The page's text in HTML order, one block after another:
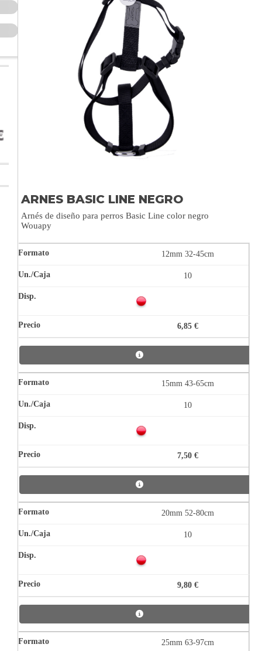
ARNES BASIC LINE NEGRO
Arnés de diseño para perros Basic Line color negro
Wouapy
12mm 32-45cm
10
6,85 €
15mm 43-65cm
10
7,50 €
20mm 52-80cm
10
9,80 €
25mm 63-97cm